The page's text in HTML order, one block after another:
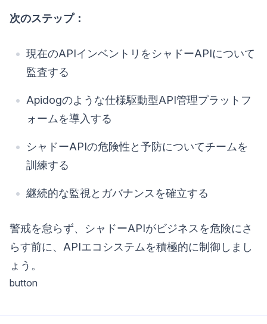
次のステップ：
現在のAPIインベントリをシャドーAPIについて
監査する
Apidogのような仕様駆動型API管理プラットフ
ォームを導入する
シャドーAPIの危険性と予防についてチームを
訓練する
継続的な監視とガバナンスを確立する
警戒を怠らず、シャドーAPIがビジネスを危険にさ
らす前に、APIエコシステムを積極的に制御しまし
ょう。
button